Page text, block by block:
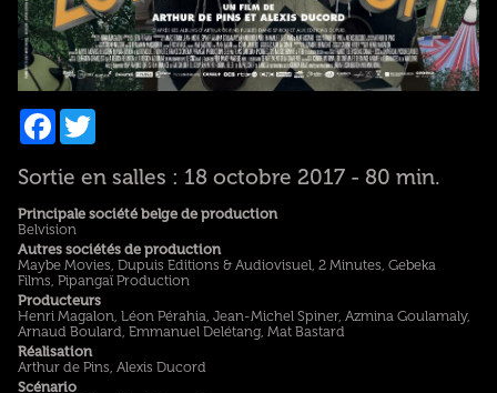
Facebook
Twitter
Sortie en salles : 18 octobre 2017 - 80 min.
Principale société belge de production
Belvision
Autres sociétés de production
Maybe Movies, Dupuis Editions & Audiovisuel, 2 Minutes, Gebeka
Films, Pipangaï Production
Producteurs
Henri Magalon, Léon Pérahia, Jean-Michel Spiner, Azmina Goulamaly,
Arnaud Boulard, Emmanuel Delétang, Mat Bastard
Réalisation
Arthur de Pins, Alexis Ducord
Scénario